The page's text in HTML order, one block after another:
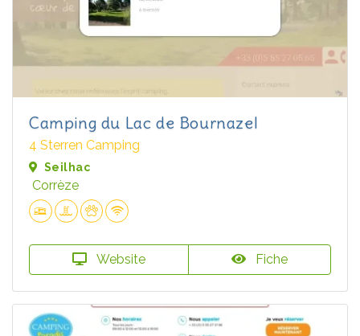
Camping du Lac de Bournazel
4 Sterren Camping
Seilhac
Corrèze
Website Fiche